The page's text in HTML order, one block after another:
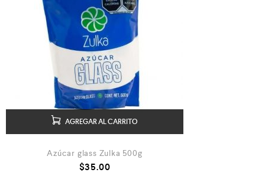
AGREGAR AL CARRITO
Azúcar glass Zulka 500g
$35.00